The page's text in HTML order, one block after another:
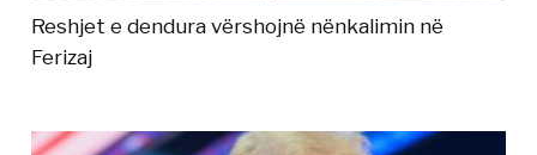
Reshjet e dendura vërshojnë nënkalimin në
Ferizaj